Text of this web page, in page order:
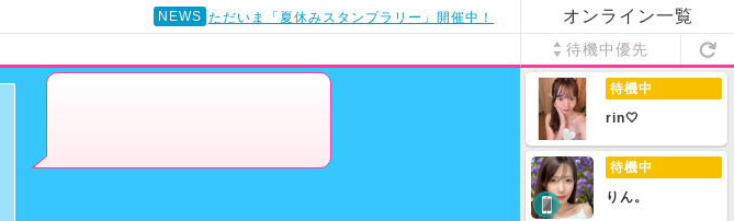
NEWS ただいま「夏休みスタンプラリー」開催中！ オンライン一覧
待機中優先
待機中
rin🤍
待機中
りん。